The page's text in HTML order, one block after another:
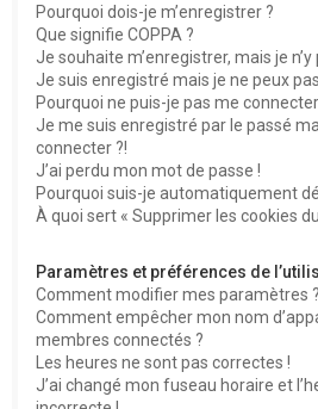
Pourquoi dois-je m’enregistrer ?
Que signifie COPPA ?
Je souhaite m’enregistrer, mais je n’y
Je suis enregistré mais je ne peux
Pourquoi ne puis-je pas me
Je me suis enregistré par le passé
connecter ?!
J’ai perdu mon mot de passe !
Pourquoi suis-je automatiquement
À quoi sert « Supprimer les cookies
Paramètres et préférences de
Comment modifier mes paramètres ?
Comment empêcher mon nom
membres connectés ?
Les heures ne sont pas correctes !
J’ai changé mon fuseau horaire et